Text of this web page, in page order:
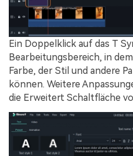
Ein Doppelklick auf das T
Bearbeitungsbereich, in
Farbe, der Stil und andere
können. Weitere
die Erweitert Schaltfläche